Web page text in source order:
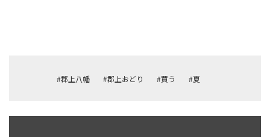
#郡上八幡 #郡上おどり #買う #夏